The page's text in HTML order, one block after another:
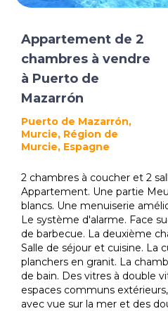
Appartement de 2
chambres à vendre
à Puerto de
Mazarrón
Puerto de Mazarrón,
Murcie, Région de
Murcie, Espagne
2 chambres à coucher et 2
Appartement. Une partie
blancs. Une menuiserie
Le système d'alarme. Face
de barbecue. La deuxième
Salle de séjour et cuisine. La
planchers en granit. La
de bain. Des vitres à double
espaces communs
avec vue sur la mer et des